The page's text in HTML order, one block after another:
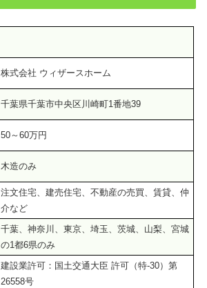
株式会社 ウィザースホーム
千葉県千葉市中央区川崎町1番地39
50～60万円
木造のみ
注文住宅、建売住宅、不動産の売買、賃貸、仲
介など
千葉、神奈川、東京、埼玉、茨城、山梨、宮城
の1都6県のみ
建設業許可：国土交通大臣 許可（特-30）第
26558号